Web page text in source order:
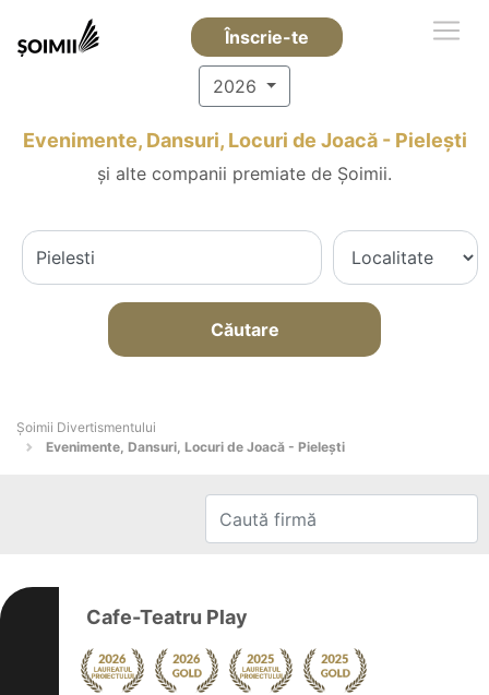
Înscrie-te
2026
Evenimente, Dansuri, Locuri de Joacă - Pieleşti
și alte companii premiate de Șoimii.
Căutare
Şoimii Divertismentului
Evenimente, Dansuri, Locuri de Joacă - Pieleşti
Cafe-Teatru Play